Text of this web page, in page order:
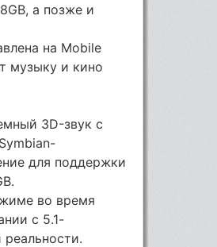
а позже и
на Mobile
музыку и кино
3D-звук с
для поддержки
во время
с 5.1-